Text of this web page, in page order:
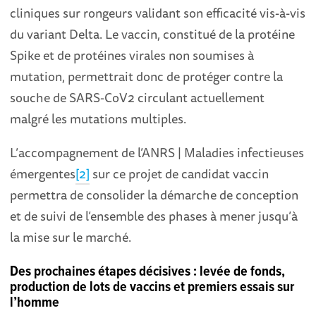
cliniques sur rongeurs validant son efficacité vis-à-vis
du variant Delta. Le vaccin, constitué de la protéine
Spike et de protéines virales non soumises à
mutation, permettrait donc de protéger contre la
souche de SARS-CoV2 circulant actuellement
malgré les mutations multiples.
L’accompagnement de l’ANRS | Maladies infectieuses
émergentes[2] sur ce projet de candidat vaccin
permettra de consolider la démarche de conception
et de suivi de l’ensemble des phases à mener jusqu’à
la mise sur le marché.
Des prochaines étapes décisives : levée de fonds,
production de lots de vaccins et premiers essais sur
l’homme